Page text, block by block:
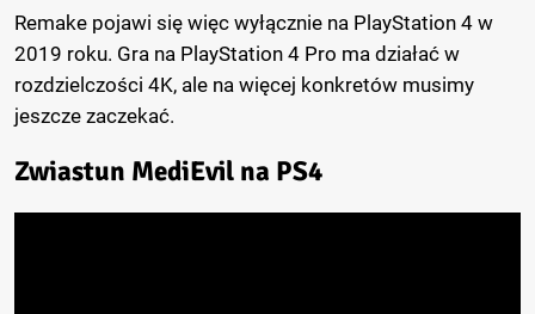
Remake pojawi się więc wyłącznie na PlayStation 4 w
2019 roku. Gra na PlayStation 4 Pro ma działać w
rozdzielczości 4K, ale na więcej konkretów musimy
jeszcze zaczekać.
Zwiastun MediEvil na PS4